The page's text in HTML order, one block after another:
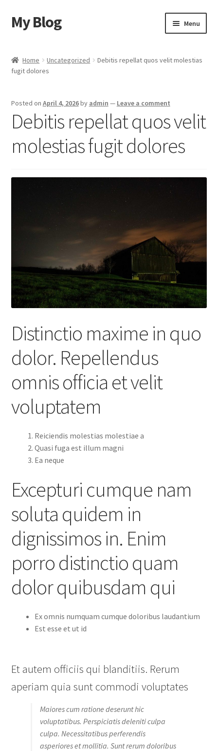
Skip
to
Skip
to
My Blog Menu
Cart
Checkout
My account
Sample Page
Shop
Home Uncategorized
Debitis repellat quos velit molestias
fugit dolores
Posted on April 4, 2026by admin — Leave a comment
Debitis repellat quos velit
molestias fugit dolores
Distinctio maxime in quo
dolor. Repellendus
omnis officia et velit
voluptatem
Reiciendis molestias molestiae a
Quasi fuga est illum magni
Ea neque
Excepturi cumque nam
soluta quidem in
dignissimos in. Enim
porro distinctio quam
dolor quibusdam qui
Ex omnis numquam cumque doloribus laudantium
Est esse et ut id
Et autem officiis qui blanditiis. Rerum
aperiam quia sunt commodi voluptates
Maiores cum ratione deserunt hic
voluptatibus. Perspiciatis deleniti culpa
culpa. Necessitatibus perferendis
asperiores et mollitia. Sunt rerum doloribus